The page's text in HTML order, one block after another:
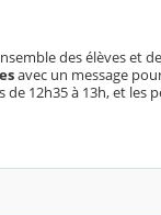
des élèves et
avec un message
12h35 à 13h, et les